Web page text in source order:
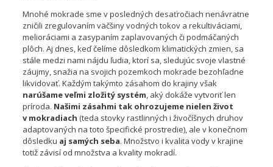
Mnohé mokrade sme v posledných desaťročiach nenávratne
zničili zregulovaním väčšiny vodných tokov a rekultiváciami,
melioráciami a zasypaním zaplavovaných či podmáčaných
plôch. Aj dnes, keď čelíme dôsledkom klimatických zmien, sa
stále medzi nami nájdu ľudia, ktorí sa, sledujúc svoje vlastné
záujmy, snažia na svojich pozemkoch mokrade bezohľadne
likvidovať. Každým takýmto zásahom do krajiny však
narúšame veľmi zložitý systém, aký dokáže vytvoriť len
príroda. Našimi zásahmi tak ohrozujeme nielen život
v mokradiach (teda stovky rastlinných i živočíšnych druhov
adaptovaných na toto špecifické prostredie), ale v konečnom
dôsledku aj samých seba. Množstvo i kvalita vody v krajine
totiž závisí od množstva a kvality mokradí.